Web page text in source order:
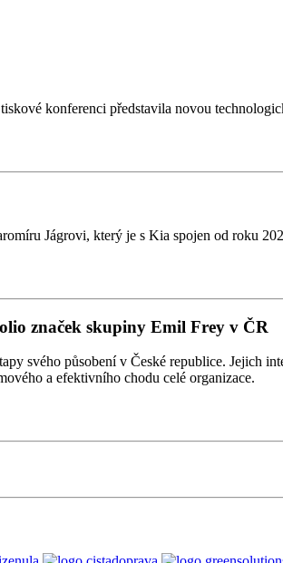
konferenci představila novou
Jágrovi, který je s Kia spojen od roku
značek skupiny Emil Frey v ČR
svého působení v České republice. Jejich
a efektivního chodu celé organizace.